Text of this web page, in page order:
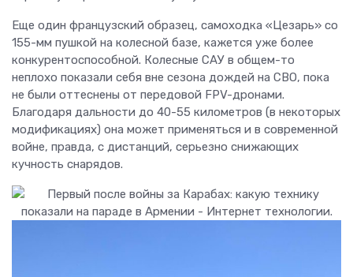
Еще один французский образец, самоходка «Цезарь» со
155-мм пушкой на колесной базе, кажется уже более
конкурентоспособной. Колесные САУ в общем-то
неплохо показали себя вне сезона дождей на СВО, пока
не были оттеснены от передовой FPV-дронами.
Благодаря дальности до 40-55 километров (в некоторых
модификациях) она может применяться и в современной
войне, правда, с дистанций, серьезно снижающих
кучность снарядов.